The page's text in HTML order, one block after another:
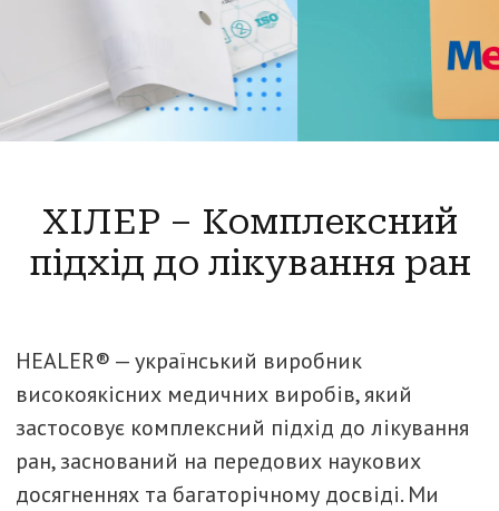
ХІЛЕР – Комплексний
підхід до лікування ран
HEALER® — український виробник
високоякісних медичних виробів, який
застосовує комплексний підхід до лікування
ран, заснований на передових наукових
досягненнях та багаторічному досвіді. Ми